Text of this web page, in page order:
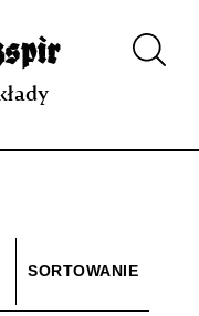
Aplikacja
SORTOWANIE